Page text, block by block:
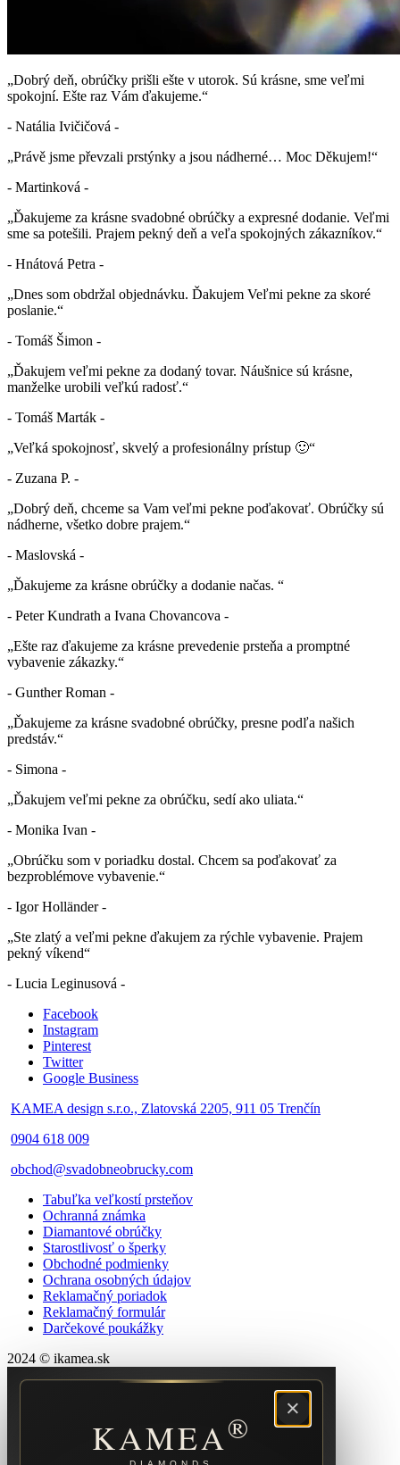
„Dobrý deň, obrúčky prišli ešte v utorok. Sú krásne, sme veľmi
spokojní. Ešte raz Vám ďakujeme.“
- Natália Ivičičová -
„Právě jsme převzali prstýnky a jsou nádherné… Moc Děkujem!“
- Martinková -
„Ďakujeme za krásne svadobné obrúčky a expresné dodanie. Veľmi
sme sa potešili. Prajem pekný deň a veľa spokojných zákazníkov.“
- Hnátová Petra -
„Dnes som obdržal objednávku. Ďakujem Veľmi pekne za skoré
poslanie.“
- Tomáš Šimon -
„Ďakujem veľmi pekne za dodaný tovar. Náušnice sú krásne,
manželke urobili veľkú radosť.“
- Tomáš Marták -
„Veľká spokojnosť, skvelý a profesionálny prístup 🙂“
- Zuzana P. -
„Dobrý deň, chceme sa Vam veľmi pekne poďakovať. Obrúčky sú
nádherne, všetko dobre prajem.“
- Maslovská -
„Ďakujeme za krásne obrúčky a dodanie načas. “
- Peter Kundrath a Ivana Chovancova -
„Ešte raz ďakujeme za krásne prevedenie prsteňa a promptné
vybavenie zákazky.“
- Gunther Roman -
„Ďakujeme za krásne svadobné obrúčky, presne podľa našich
predstáv.“
- Simona -
„Ďakujem veľmi pekne za obrúčku, sedí ako uliata.“
- Monika Ivan -
„Obrúčku som v poriadku dostal. Chcem sa poďakovať za
bezproblémove vybavenie.“
- Igor Holländer -
„Ste zlatý a veľmi pekne ďakujem za rýchle vybavenie. Prajem
pekný víkend“
- Lucia Leginusová -
Facebook
Instagram
Pinterest
Twitter
Google Business
KAMEA design s.r.o., Zlatovská 2205, 911 05 Trenčín
0904 618 009
obchod@svadobneobrucky.com
Tabuľka veľkostí prsteňov
Ochranná známka
Diamantové obrúčky
Starostlivosť o šperky
Obchodné podmienky
Ochrana osobných údajov
Reklamačný poriadok
Reklamačný formulár
Darčekové poukážky
2024 © ikamea.sk
×
KAMEA®